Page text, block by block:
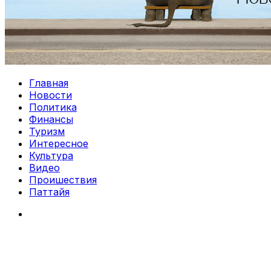
Главная
Новости
Политика
Финансы
Туризм
Интересное
Культура
Видео
Проишествия
Паттайя